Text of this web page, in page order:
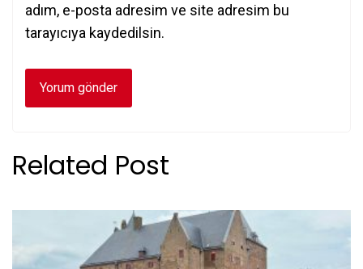
adım, e-posta adresim ve site adresim bu
tarayıcıya kaydedilsin.
Related Post